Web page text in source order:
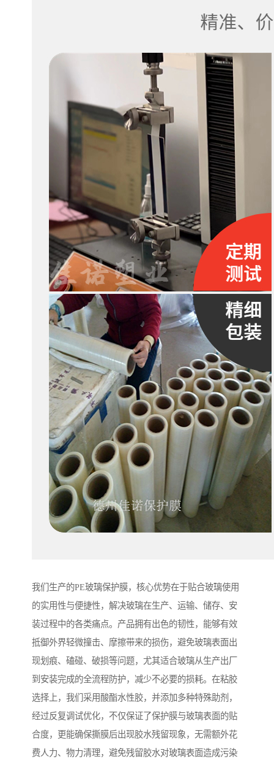
我们生产的PE玻璃保护膜，核心优势在于贴合玻璃使用
的实用性与便捷性，解决玻璃在生产、运输、储存、安
装过程中的各类痛点。产品拥有出色的韧性，能够有效
抵御外界轻微撞击、摩擦带来的损伤，避免玻璃表面出
现划痕、磕碰、破损等问题，尤其适合玻璃从生产出厂
到安装完成的全流程防护，减少不必要的损耗。在粘胶
选择上，我们采用酸酯水性胶，并添加多种特殊助剂，
经过反复调试优化，不仅保证了保护膜与玻璃表面的贴
合度，更能确保撕膜后出现胶水残留现象，无需额外花
费人力、物力清理，避免残留胶水对玻璃表面造成污染